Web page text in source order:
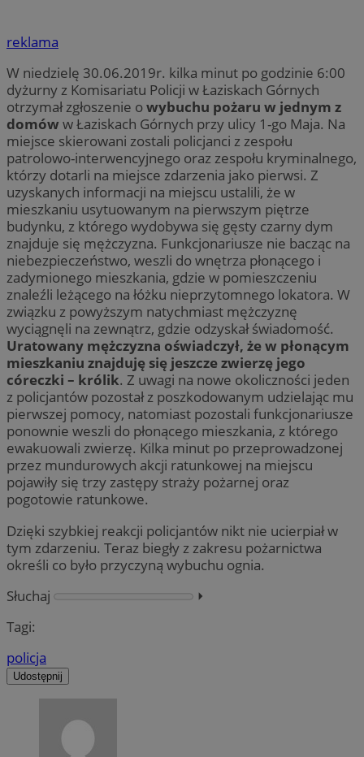
reklama
W niedzielę 30.06.2019r. kilka minut po godzinie 6:00
dyżurny z Komisariatu Policji w Łaziskach Górnych
otrzymał zgłoszenie owybuchu pożaru w jednym z
domów w Łaziskach Górnych przy ulicy 1-go Maja. Na
miejsce skierowani zostali policjanci z zespołu
patrolowo-interwencyjnego oraz zespołu kryminalnego,
którzy dotarli na miejsce zdarzenia jako pierwsi. Z
uzyskanych informacji na miejscu ustalili, że w
mieszkaniu usytuowanym na pierwszym piętrze
budynku, z którego wydobywa się gęsty czarny dym
znajduje się mężczyzna. Funkcjonariusze nie bacząc na
niebezpieczeństwo, weszli do wnętrza płonącego i
zadymionego mieszkania, gdzie w pomieszczeniu
znaleźli leżącego na łóżku nieprzytomnego lokatora. W
związku z powyższym natychmiast mężczyznę
wyciągnęli na zewnątrz, gdzie odzyskał świadomość.
Uratowany mężczyzna oświadczył, że w płonącym
mieszkaniu znajduję się jeszcze zwierzę jego
córeczki – królik. Z uwagi na nowe okoliczności jeden
z policjantów pozostał z poszkodowanym udzielając mu
pierwszej pomocy, natomiast pozostali funkcjonariusze
ponownie weszli do płonącego mieszkania, z którego
ewakuowali zwierzę. Kilka minut po przeprowadzonej
przez mundurowych akcji ratunkowej na miejscu
pojawiły się trzy zastępy straży pożarnej oraz
pogotowie ratunkowe.
Dzięki szybkiej reakcji policjantów nikt nie ucierpiał w
tym zdarzeniu. Teraz biegły z zakresu pożarnictwa
określi co było przyczyną wybuchu ognia.
Słuchaj
⏵︎
Tagi:
policja
Udostępnij